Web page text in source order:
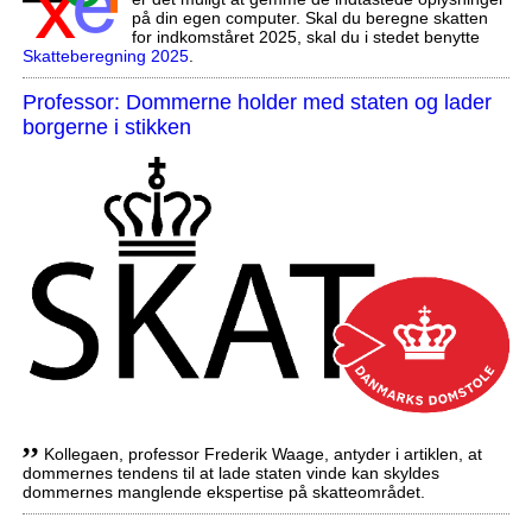
på din egen computer. Skal du beregne skatten
for indkomståret 2025, skal du i stedet benytte
Skatteberegning 2025.
Professor: Dommerne holder med staten og lader
borgerne i stikken
,, Kollegaen, professor Frederik Waage, antyder i artiklen, at
dommernes tendens til at lade staten vinde kan skyldes
dommernes manglende ekspertise på skatteområdet.